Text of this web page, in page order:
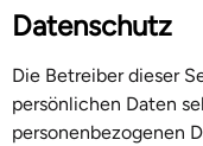
Datenschutz
Die Betreiber dieser
persönlichen Daten
personenbezogenen